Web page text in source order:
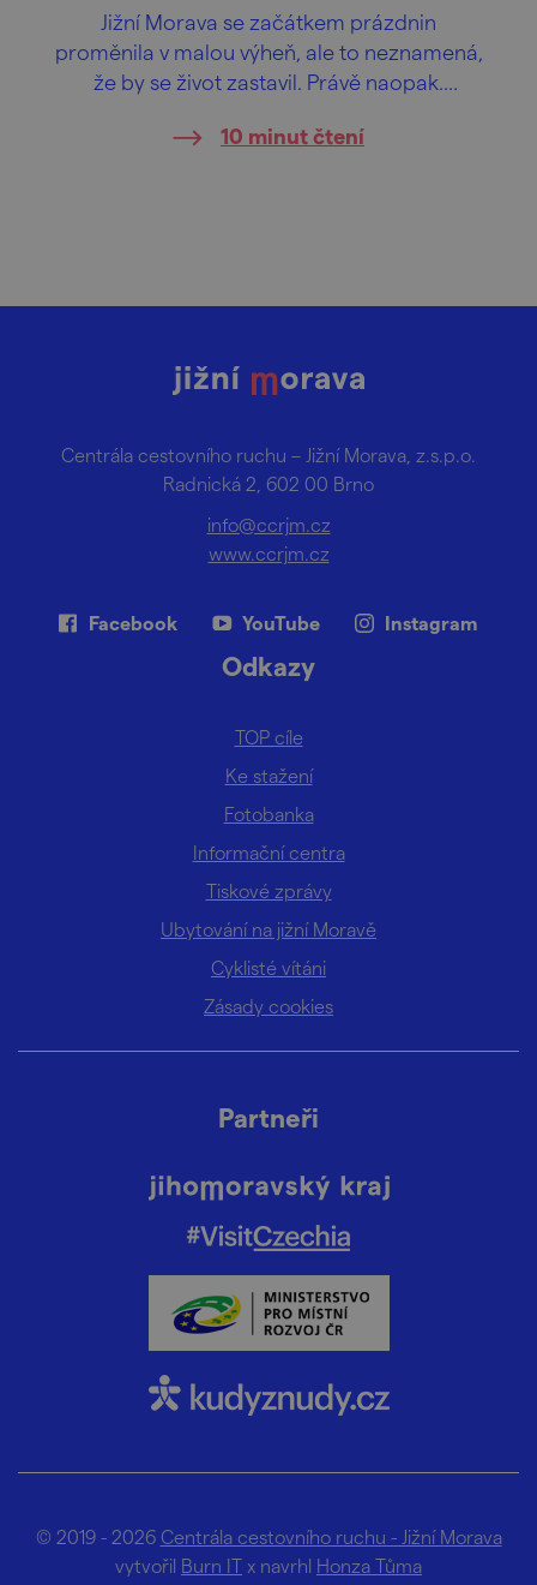
Jižní Morava se začátkem prázdnin
proměnila v malou výheň, ale to neznamená,
že by se život zastavil. Právě naopak.
programy lákají ven, zatímco koupaliště,
10 minut čtení
Centrála cestovního ruchu – Jižní Morava, z.s.p.o.
Radnická 2, 602 00 Brno
info@ccrjm.cz
www.ccrjm.cz
Facebook YouTube Instagram
Odkazy
TOP cíle
Ke stažení
Fotobanka
Informační centra
Tiskové zprávy
Ubytování na jižní Moravě
Cyklisté vítáni
Zásady cookies
Partneři
© 2019 - 2026 Centrála cestovního ruchu - Jižní Morava
vytvořil Burn IT x navrhl Honza Tůma